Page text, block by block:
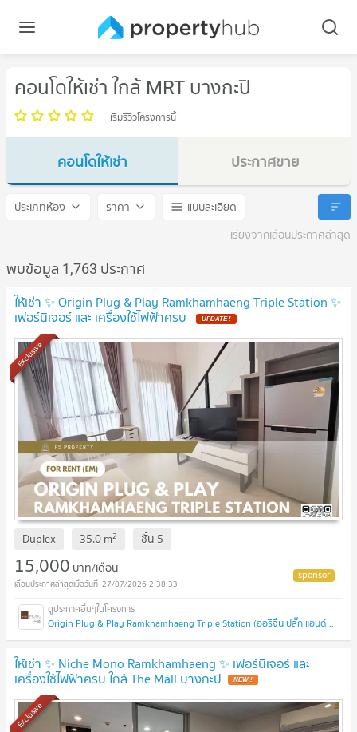
คอนโดให้เช่า ใกล้ MRT บางกะปิ
เริ่มรีวิวโครงการนี้
คอนโดให้เช่า
ประกาศขาย
ประเภทห้อง ราคา
แบบละเอียด
เรียงจากเลื่อนประกาศล่าสุด
พบข้อมูล 1,763 ประกาศ
ให้เช่า ✨ Origin Plug & Play Ramkhamhaeng Triple Station ✨
เฟอร์นิเจอร์ และ เครื่องใช้ไฟฟ้าครบ
Exclusive
Duplex 35.0m2 ชั้น 5
15,000 บาท/เดือน
27/07/2026 2:38:33
Origin Plug & Play Ramkhamhaeng Triple Station (ออริจิ้น ปลั๊ก แอนด์ เพลย์ รามคำแหง ทริปเปิ้ล สเตชั่น)
ให้เช่า ✨ Niche Mono Ramkhamhaeng ✨ เฟอร์นิเจอร์ และ
เครื่องใช้ไฟฟ้าครบ ใกล้ The Mall บางกะปิ
Exclusive